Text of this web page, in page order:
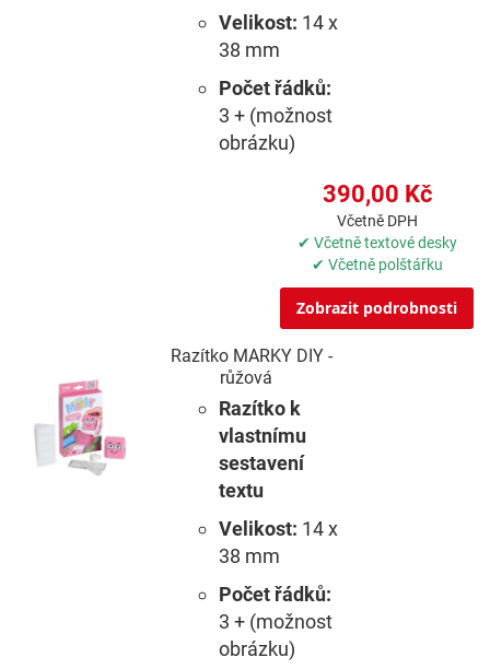
Velikost: 14 x
38 mm
Počet řádků:
3 + (možnost
obrázku)
390,00 Kč
Včetně DPH
✔ Včetně textové desky
✔ Včetně polštářku
Zobrazit podrobnosti
Razítko MARKY DIY -
růžová
Razítko k
vlastnímu
sestavení
textu
Velikost: 14 x
38 mm
Počet řádků:
3 + (možnost
obrázku)